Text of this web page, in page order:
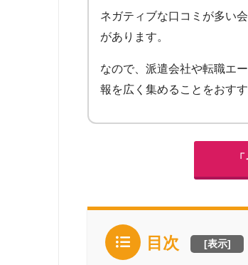
ネガティブな口コミが多い
があります。
なので、派遣会社や転職エ
報を広く集めることをおすす
目次 [表示]